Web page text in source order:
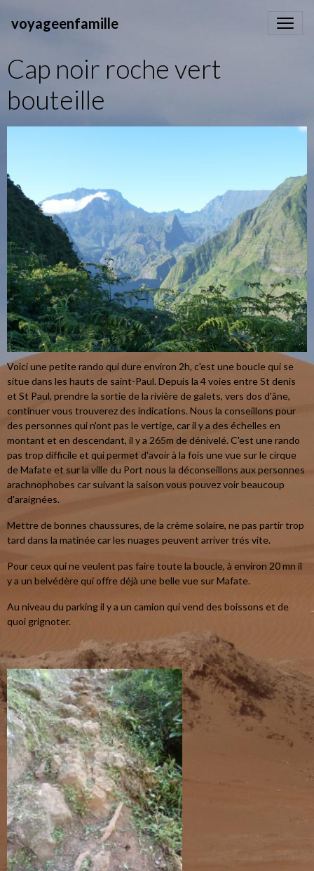
voyageenfamille
Cap noir roche vert
bouteille
Voici une petite rando qui dure environ 2h, c'est une boucle qui se
situe dans les hauts de saint-Paul. Depuis la 4 voies entre St denis
et St Paul, prendre la sortie de la rivière de galets, vers dos d'âne,
continuer vous trouverez des indications. Nous la conseillons pour
des personnes qui n'ont pas le vertige, car il y a des échelles en
montant et en descendant, il y a 265m de dénivelé. C'est une rando
pas trop difficile et qui permet d'avoir à la fois une vue sur le cirque
de Mafate et sur la ville du Port nous la déconseillons aux personnes
arachnophobes car suivant la saison vous pouvez voir beaucoup
d'araignées.
Mettre de bonnes chaussures, de la crème solaire, ne pas partir trop
tard dans la matinée car les nuages peuvent arriver trés vite.
Pour ceux qui ne veulent pas faire toute la boucle, à environ 20 mn il
y a un belvédère qui offre déjà une belle vue sur Mafate.
Au niveau du parking il y a un camion qui vend des boissons et de
quoi grignoter.